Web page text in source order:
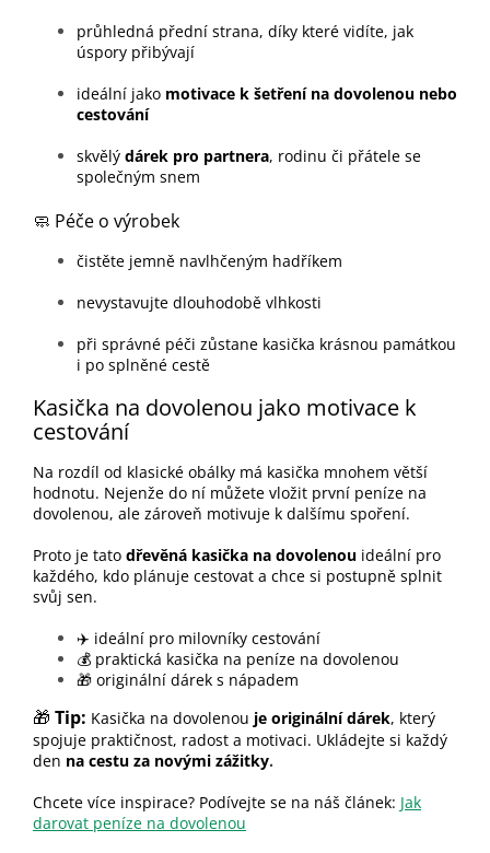
průhledná přední strana, díky které vidíte, jak
úspory přibývají
ideální jako motivace k šetření na dovolenou nebo
cestování
skvělý dárek pro partnera, rodinu či přátele se
společným snem
🧼 Péče o výrobek
čistěte jemně navlhčeným hadříkem
nevystavujte dlouhodobě vlhkosti
při správné péči zůstane kasička krásnou památkou
i po splněné cestě
Kasička na dovolenou jako motivace k
cestování
Na rozdíl od klasické obálky má kasička mnohem větší
hodnotu. Nejenže do ní můžete vložit první peníze na
dovolenou, ale zároveň motivuje k dalšímu spoření.
Proto je tato dřevěná kasička na dovolenou ideální pro
každého, kdo plánuje cestovat a chce si postupně splnit
svůj sen.
✈️ ideální pro milovníky cestování
💰 praktická kasička na peníze na dovolenou
🎁 originální dárek s nápadem
🎁 Tip: Kasička na dovolenou je originální dárek, který
spojuje praktičnost, radost a motivaci. Ukládejte si každý
den na cestu za novými zážitky.
Chcete více inspirace? Podívejte se na náš článek: Jak
darovat peníze na dovolenou